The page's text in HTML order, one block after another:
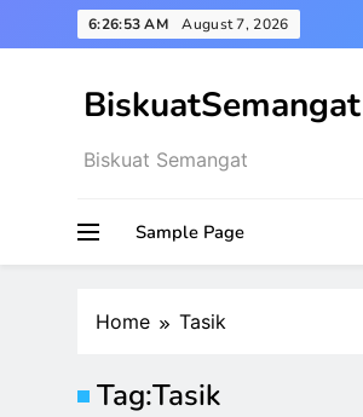
to
6:26:53 AM August 7, 2026
BiskuatSemangat
Biskuat Semangat
Sample Page
Home Tasik
Tag:Tasik